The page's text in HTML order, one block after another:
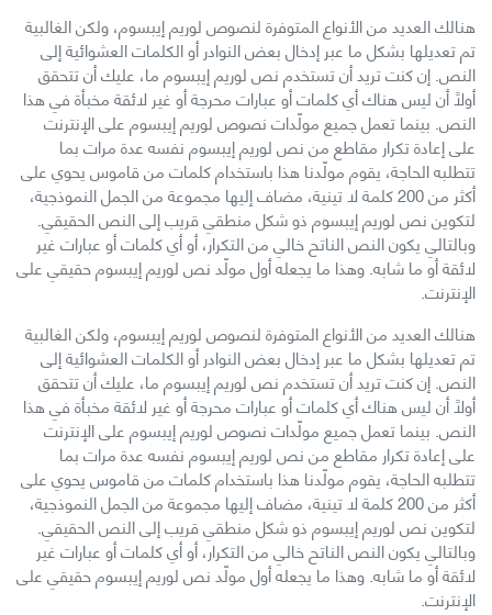
هنالك العديد من الأنواع المتوفرة لنصوص لوريم إيبسوم، ولكن الغالبية
تم تعديلها بشكل ما عبر إدخال بعض النوادر أو الكلمات العشوائية إلى
النص. إن كنت تريد أن تستخدم نص لوريم إيبسوم ما، عليك أن تتحقق
أولاً أن ليس هناك أي كلمات أو عبارات محرجة أو غير لائقة مخبأة في هذا
النص. بينما تعمل جميع مولّدات نصوص لوريم إيبسوم على الإنترنت
على إعادة تكرار مقاطع من نص لوريم إيبسوم نفسه عدة مرات بما
تتطلبه الحاجة، يقوم مولّدنا هذا باستخدام كلمات من قاموس يحوي على
أكثر من 200 كلمة لا تينية، مضاف إليها مجموعة من الجمل النموذجية،
لتكوين نص لوريم إيبسوم ذو شكل منطقي قريب إلى النص الحقيقي.
وبالتالي يكون النص الناتح خالي من التكرار، أو أي كلمات أو عبارات غير
لائقة أو ما شابه. وهذا ما يجعله أول مولّد نص لوريم إيبسوم حقيقي على
الإنترنت.
هنالك العديد من الأنواع المتوفرة لنصوص لوريم إيبسوم، ولكن الغالبية
تم تعديلها بشكل ما عبر إدخال بعض النوادر أو الكلمات العشوائية إلى
النص. إن كنت تريد أن تستخدم نص لوريم إيبسوم ما، عليك أن تتحقق
أولاً أن ليس هناك أي كلمات أو عبارات محرجة أو غير لائقة مخبأة في هذا
النص. بينما تعمل جميع مولّدات نصوص لوريم إيبسوم على الإنترنت
على إعادة تكرار مقاطع من نص لوريم إيبسوم نفسه عدة مرات بما
تتطلبه الحاجة، يقوم مولّدنا هذا باستخدام كلمات من قاموس يحوي على
أكثر من 200 كلمة لا تينية، مضاف إليها مجموعة من الجمل النموذجية،
لتكوين نص لوريم إيبسوم ذو شكل منطقي قريب إلى النص الحقيقي.
وبالتالي يكون النص الناتح خالي من التكرار، أو أي كلمات أو عبارات غير
لائقة أو ما شابه. وهذا ما يجعله أول مولّد نص لوريم إيبسوم حقيقي على
الإنترنت.